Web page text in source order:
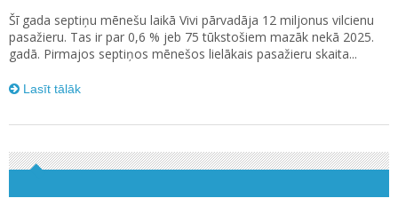
Šī gada septiņu mēnešu laikā Vivi pārvadāja 12 miljonus vilcienu
pasažieru. Tas ir par 0,6 % jeb 75 tūkstošiem mazāk nekā 2025.
gadā. Pirmajos septiņos mēnešos lielākais pasažieru skaita...
Lasīt tālāk